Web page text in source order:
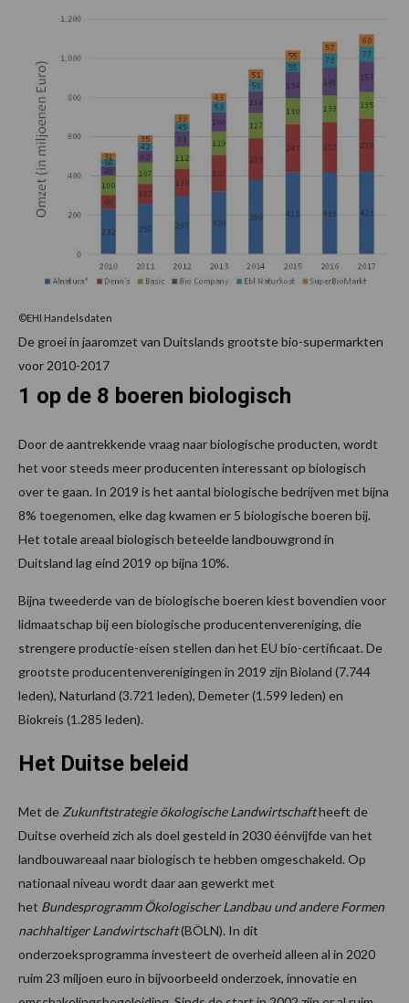
©EHI Handelsdaten
De groei in jaaromzet van Duitslands grootste bio-supermarkten
voor 2010-2017
1 op de 8 boeren biologisch
Door de aantrekkende vraag naar biologische producten, wordt
het voor steeds meer producenten interessant op biologisch
over te gaan. In 2019 is het aantal biologische bedrijven met bijna
8% toegenomen, elke dag kwamen er 5 biologische boeren bij.
Het totale areaal biologisch beteelde landbouwgrond in
Duitsland lag eind 2019 op bijna 10%.
Bijna tweederde van de biologische boeren kiest bovendien voor
lidmaatschap bij een biologische producentenvereniging, die
strengere productie-eisen stellen dan het EU bio-certificaat. De
grootste producentenverenigingen in 2019 zijn Bioland (7.744
leden), Naturland (3.721 leden), Demeter (1.599 leden) en
Biokreis (1.285 leden).
Het Duitse beleid
Met de Zukunftstrategie ökologische Landwirtschaftheeft de
Duitse overheid zich als doel gesteld in 2030 éénvijfde van het
landbouwareaal naar biologisch te hebben omgeschakeld. Op
nationaal niveau wordt daar aan gewerkt met
het Bundesprogramm Ökologischer Landbau und andere Formen
nachhaltiger Landwirtschaft(BÖLN). In dit
onderzoeksprogramma investeert de overheid alleen al in 2020
ruim 23 miljoen euro in bijvoorbeeld onderzoek, innovatie en